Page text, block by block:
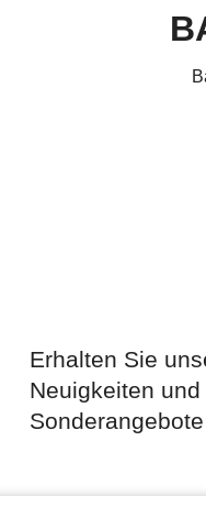
Erhalten Sie
Neuigkeiten und
Sonderangebote